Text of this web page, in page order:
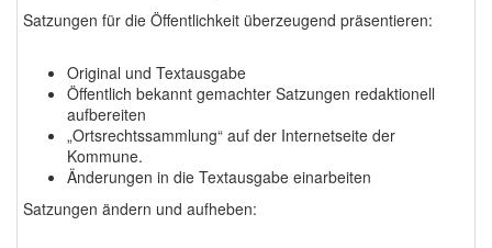
Satzungen für die Öffentlichkeit überzeugend präsentieren:
Original und Textausgabe
Öffentlich bekannt gemachter Satzungen redaktionell
aufbereiten
„Ortsrechtssammlung“ auf der Internetseite der
Kommune.
Änderungen in die Textausgabe einarbeiten
Satzungen ändern und aufheben: